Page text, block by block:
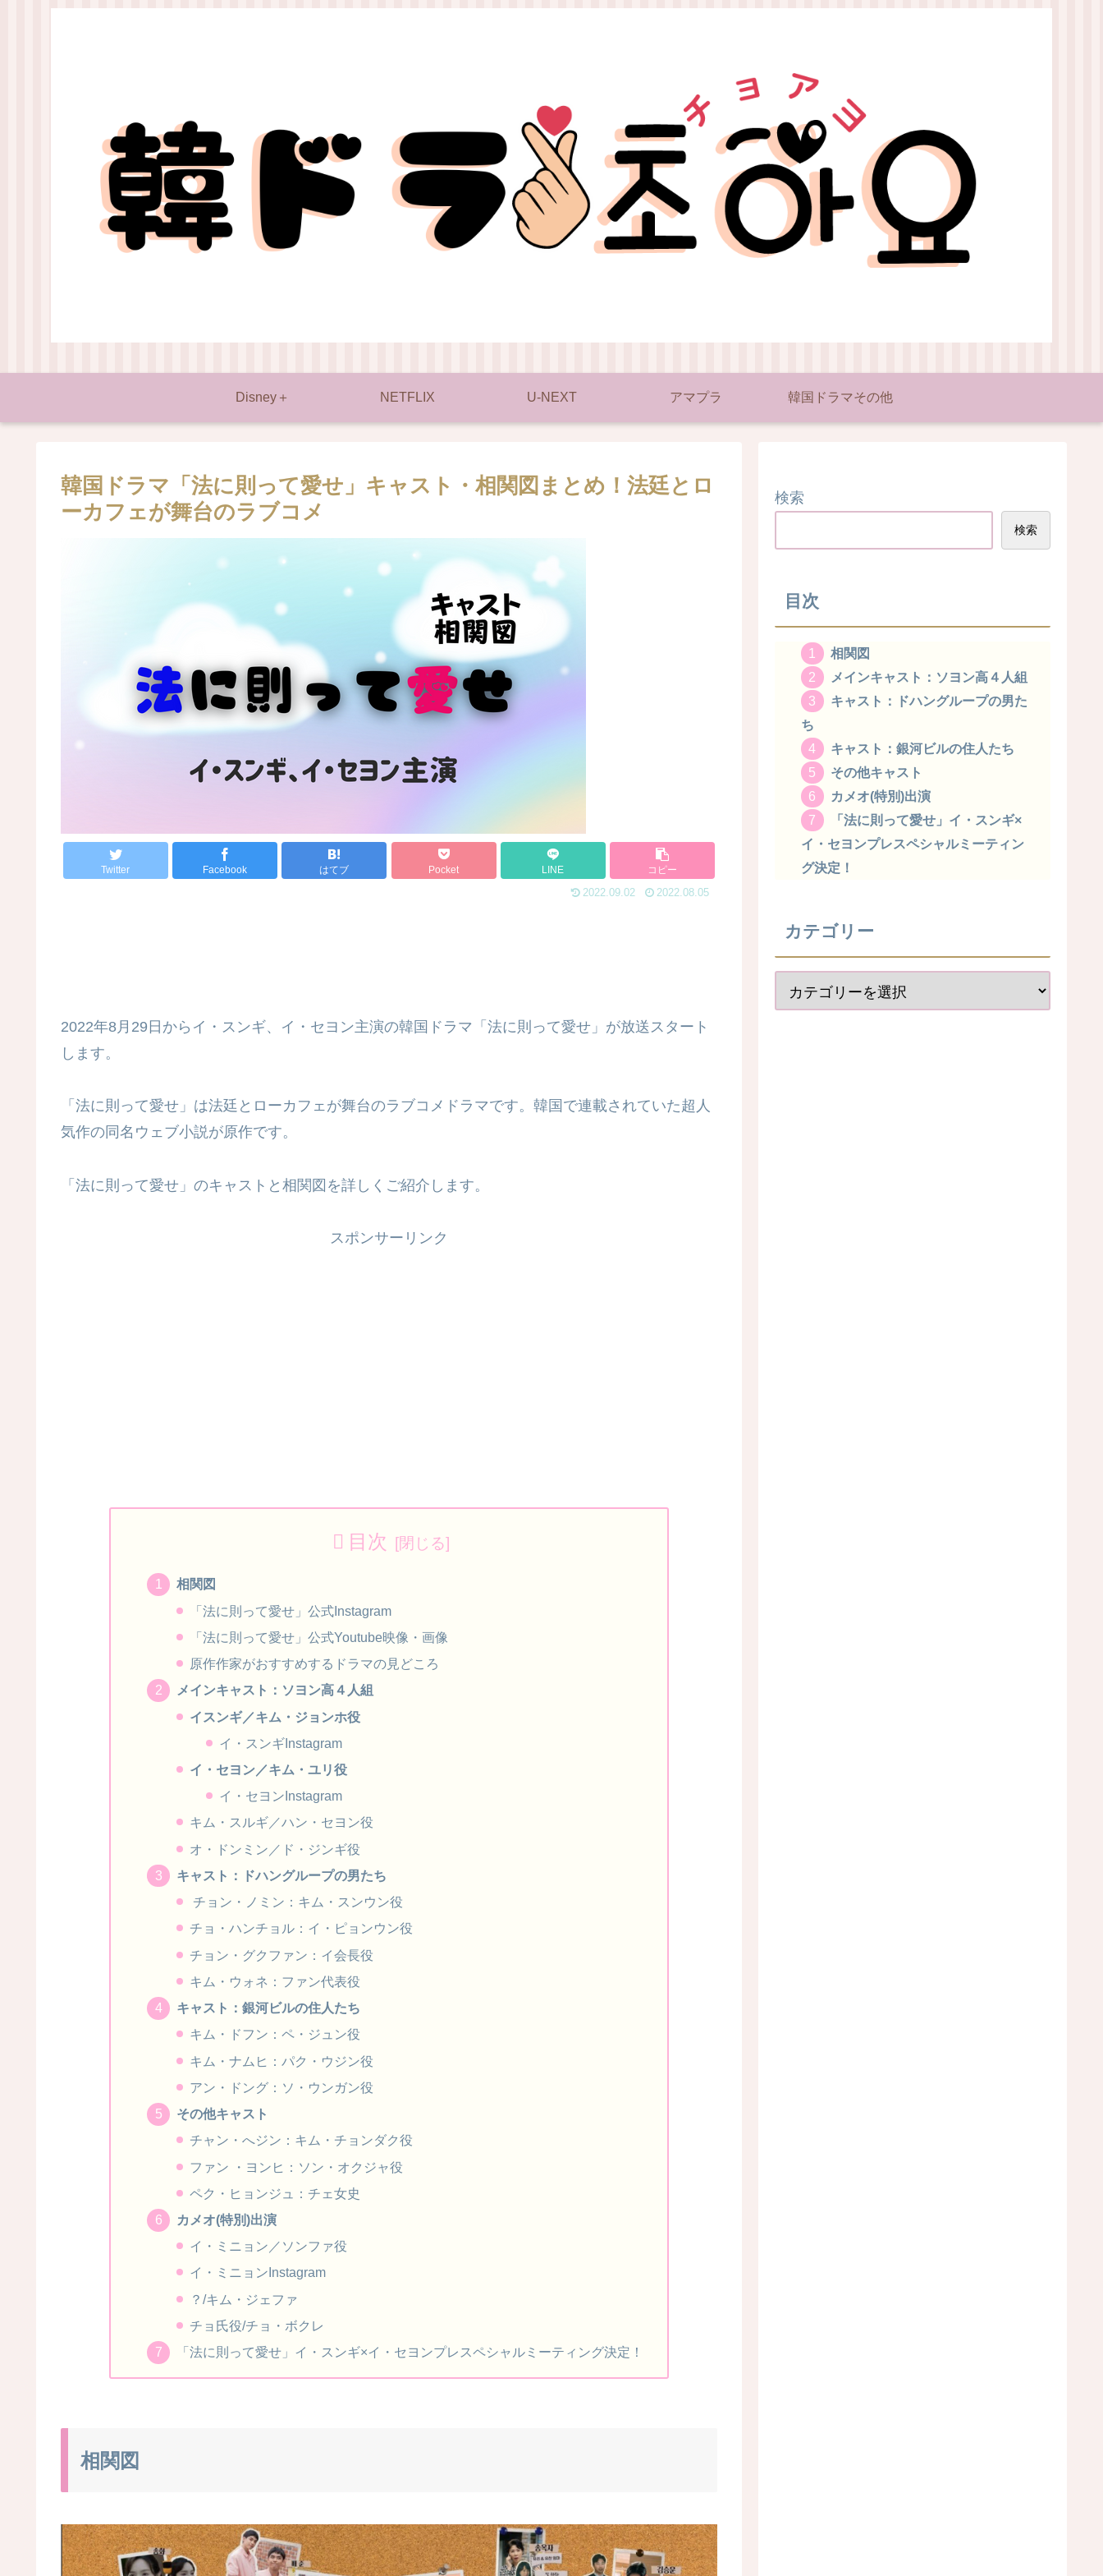
Disney＋ NETFLIX U-NEXT アマプラ 韓国ドラマその他
韓国ドラマ「法に則って愛せ」キャスト・相関図まとめ！法廷とロ
ーカフェが舞台のラブコメ
Twitter Facebook はてブ Pocket LINE コピー
2022.09.02 2022.08.05
2022年8月29日からイ・スンギ、イ・セヨン主演の韓国ドラマ「法に則って愛せ」が放送スタート
します。
「法に則って愛せ」は法廷とローカフェが舞台のラブコメドラマです。韓国で連載されていた超人
気作の同名ウェブ小説が原作です。
「法に則って愛せ」のキャストと相関図を詳しくご紹介します。
スポンサーリンク
目次
相関図
「法に則って愛せ」公式Instagram
「法に則って愛せ」公式Youtube映像・画像
原作作家がおすすめするドラマの見どころ
メインキャスト：ソヨン高４人組
イスンギ／キム・ジョンホ役
イ・スンギInstagram
イ・セヨン／キム・ユリ役
イ・セヨンInstagram
キム・スルギ／ハン・セヨン役
オ・ドンミン／ド・ジンギ役
キャスト：ドハングループの男たち
チョン・ノミン：キム・スンウン役
チョ・ハンチョル：イ・ピョンウン役
チョン・グクファン：イ会長役
キム・ウォネ：ファン代表役
キャスト：銀河ビルの住人たち
キム・ドフン：ペ・ジュン役
キム・ナムヒ：パク・ウジン役
アン・ドング：ソ・ウンガン役
その他キャスト
チャン・へジン：キム・チョンダク役
ファン ・ヨンヒ：ソン・オクジャ役
ペク・ヒョンジュ：チェ女史
カメオ(特別)出演
イ・ミニョン／ソンファ役
イ・ミニョンInstagram
？/キム・ジェファ
チョ氏役/チョ・ボクレ
「法に則って愛せ」イ・スンギ×イ・セヨンプレスペシャルミーティング決定！
相関図
検索
検索
目次
相関図
メインキャスト：ソヨン高４人組
キャスト：ドハングループの男た
ち
キャスト：銀河ビルの住人たち
その他キャスト
カメオ(特別)出演
「法に則って愛せ」イ・スンギ×
イ・セヨンプレスペシャルミーティン
グ決定！
カテゴリー